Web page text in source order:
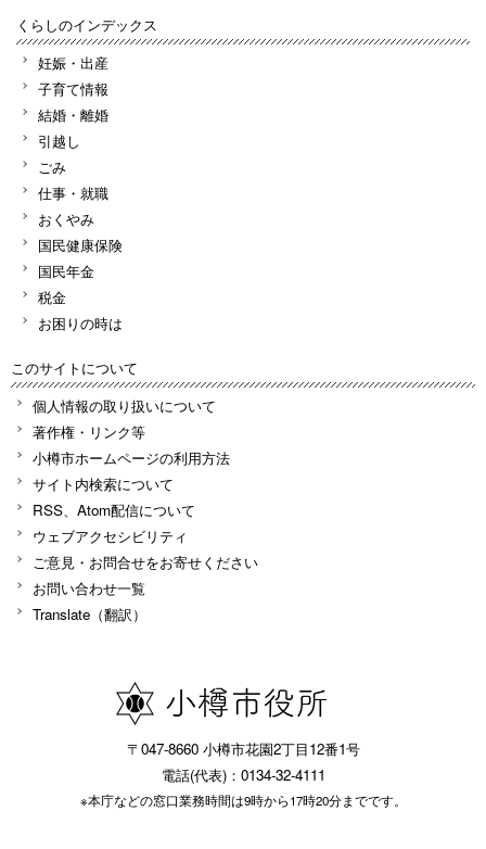
くらしのインデックス
妊娠・出産
子育て情報
結婚・離婚
引越し
ごみ
仕事・就職
おくやみ
国民健康保険
国民年金
税金
お困りの時は
このサイトについて
個人情報の取り扱いについて
著作権・リンク等
小樽市ホームページの利用方法
サイト内検索について
RSS、Atom配信について
ウェブアクセシビリティ
ご意見・お問合せをお寄せください
お問い合わせ一覧
Translate（翻訳）
〒047-8660 小樽市花園2丁目12番1号
電話(代表)：0134-32-4111
※本庁などの窓口業務時間は9時から17時20分までです。